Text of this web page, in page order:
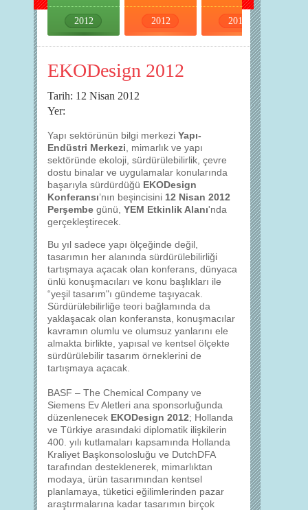
2012 2012 2012
EKODesign 2012
Tarih: 12 Nisan 2012
Yer:
Yapı sektörünün bilgi merkezi Yapı-
Endüstri Merkezi , mimarlık ve yapı
sektöründe ekoloji, sürdürülebilirlik, çevre
dostu binalar ve uygulamalar konularında
başarıyla sürdürdüğü EKODesign
Konferansı’nın beşincisini 12 Nisan 2012
Perşembe günü, YEM Etkinlik Alanı'nda
gerçekleştirecek.
Bu yıl sadece yapı ölçeğinde değil,
tasarımın her alanında sürdürülebilirliği
tartışmaya açacak olan konferans, dünyaca
ünlü konuşmacıları ve konu başlıkları ile
“yeşil tasarım"ı gündeme taşıyacak.
Sürdürülebilirliğe teori bağlamında da
yaklaşacak olan konferansta, konuşmacılar
kavramın olumlu ve olumsuz yanlarını ele
almakta birlikte, yapısal ve kentsel ölçekte
sürdürülebilir tasarım örneklerini de
tartışmaya açacak.
BASF – The Chemical Company ve
Siemens Ev Aletleri ana sponsorluğunda
düzenlenecek EKODesign 2012; Hollanda
ve Türkiye arasındaki diplomatik ilişkilerin
400. yılı kutlamaları kapsamında Hollanda
Kraliyet Başkonsolosluğu ve DutchDFA
tarafından desteklenerek, mimarlıktan
modaya, ürün tasarımından kentsel
planlamaya, tüketici eğilimlerinden pazar
araştırmalarına kadar tasarımın birçok